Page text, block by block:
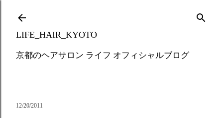
LIFE_HAIR_KYOTO
京都のヘアサロン ライフ オフィシャルブログ
12/20/2011